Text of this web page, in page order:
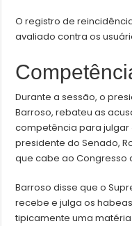
O registro de
avaliado contra os
Durante a sessão, o
Barroso, rebateu as
competência para julgar
presidente do Senado,
que cabe ao Congresso
Barroso disse que o
recebe e julga os
tipicamente uma